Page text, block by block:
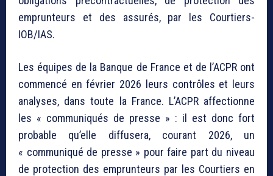
emprunteurs et des assurés, par les Courtiers-
IOB/IAS.
Les équipes de la Banque de France et de l’ACPR ont
commencé en février 2026 leurs contrôles et leurs
analyses, dans toute la France. L’ACPR affectionne
les « communiqués de presse » : il est donc fort
probable qu’elle diffusera, courant 2026, un
« communiqué de presse » pour faire part du niveau
de protection des emprunteurs par les Courtiers en